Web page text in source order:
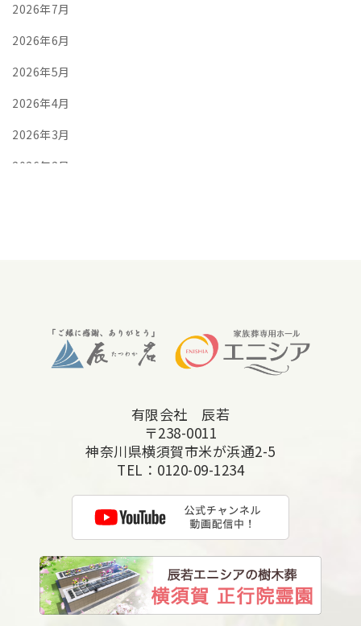
2026年7月
2026年6月
2026年5月
2026年4月
2026年3月
2026年2月
2025年8月
2025年1月
2024年12月
有限会社 辰若
〒238-0011
神奈川県横須賀市米が浜通2-5
TEL： 0120-09-1234